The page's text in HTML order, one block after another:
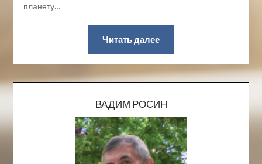
планету…
Читать далее
ВАДИМ РОСИН